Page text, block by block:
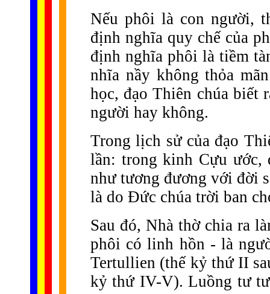
Nếu phôi là con người,
định nghĩa quy chế của
định nghĩa phôi là tiềm
nhĩa nầy không thỏa
học, đạo Thiên chúa biết
người hay không.
Trong lịch sử của đạo
lần: trong kinh Cựu ước,
như tương đương với đời
là do Đức chúa trời ban
Sau đó, Nhà thờ chia ra
phôi có linh hồn - là
Tertullien (thế kỷ thứ II
kỷ thứ IV-V). Luồng tư